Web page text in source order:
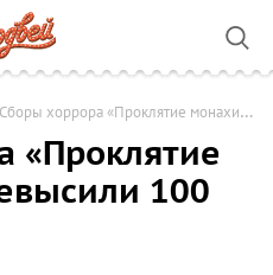
Сборы хоррора «Проклятие монахини» превысили 100 млн тенге
«Проклятие
100